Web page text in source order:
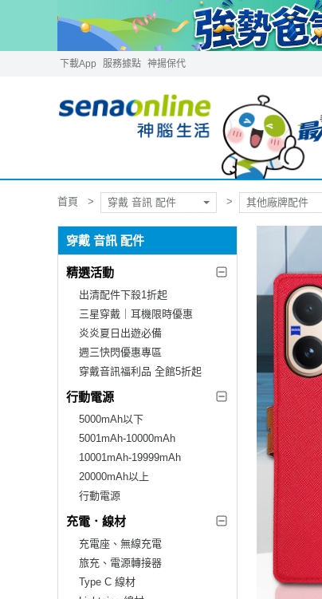
下載App 服務據點 神揚保代
首頁 穿戴 音訊 配件 其他廠牌配件
穿戴 音訊 配件
精選活動
出清配件下殺1折起
三星穿戴｜耳機限時優惠
炎炎夏日出遊必備
週三快閃優惠專區
穿戴音訊福利品 全館5折起
行動電源
5000mAh以下
5001mAh-10000mAh
10001mAh-19999mAh
20000mAh以上
行動電源
充電．線材
充電座、無線充電
旅充、電源轉接器
Type C 線材